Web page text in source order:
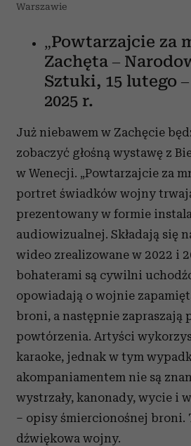
Warszawie
„Powtarzajcie za
Zachęta –
Sztuki, 15 lutego
2025 r.
Już niebawem w Zachęcie
zobaczyć głośną wystawę z
w Wenecji. „Powtarzajcie za
portret świadków wojny
prezentowany w formie
audiowizualnej. Składają się
wideo zrealizowane w 2022 i
bohaterami są cywilni
opowiadają o wojnie
broni, a następnie zapraszają
powtórzenia. Artyści
karaoke, jednak w tym
akompaniamentem nie są
wystrzały, kanonady, wycie i
– opisy śmiercionośnej broni.
dźwiękowa wojny.